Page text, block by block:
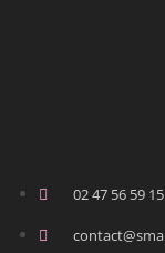
02 47 56 59 15